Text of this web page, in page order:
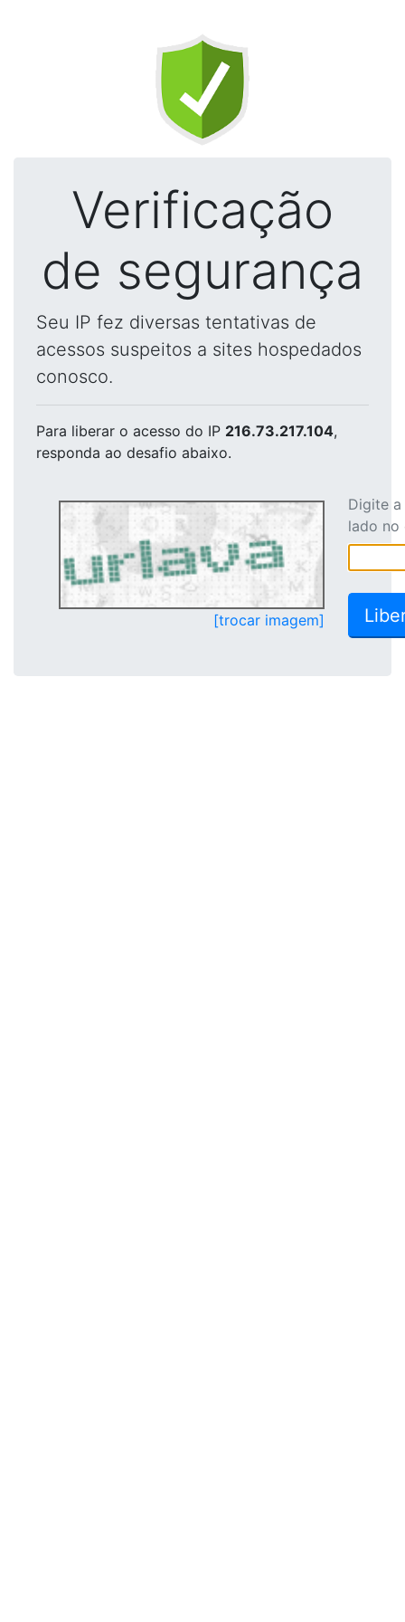
Verificação
de segurança
Seu IP fez diversas tentativas de
acessos suspeitos a sites hospedados
conosco.
Para liberar o acesso do IP 216.73.217.104,
responda ao desafio abaixo.
[trocar imagem]
Digite
lado no